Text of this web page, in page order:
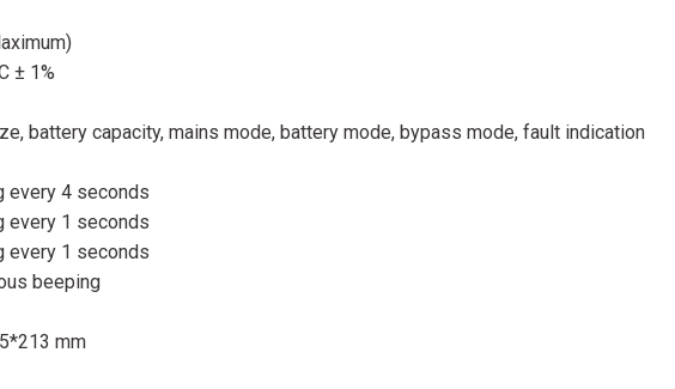
± 1%
battery capacity, mains mode, battery mode, bypass mode, fault indication
every 4 seconds
every 1 seconds
every 1 seconds
beeping
mm